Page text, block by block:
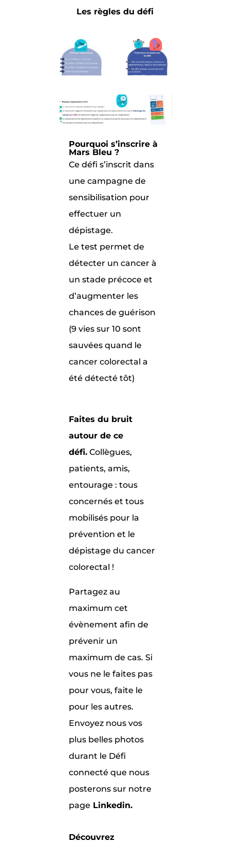
Les règles du défi
Pourquoi s’inscrire à
Mars Bleu ?
Ce défi s’inscrit dans
une campagne de
sensibilisation pour
effectuer un
dépistage.
Le test permet de
détecter un cancer à
un stade précoce et
d’augmenter les
chances de guérison
(9 vies sur 10 sont
sauvées quand le
cancer colorectal a
été détecté tôt)
Faites du bruit
autour de ce
défi. Collègues,
patients, amis,
entourage : tous
concernés et tous
mobilisés pour la
prévention et le
dépistage du cancer
colorectal !
Partagez au
maximum cet
évènement afin de
prévenir un
maximum de cas. Si
vous ne le faites pas
pour vous, faite le
pour les autres.
Envoyez nous vos
plus belles photos
durant le Défi
connecté que nous
posterons sur notre
page Linkedin.
Découvrez